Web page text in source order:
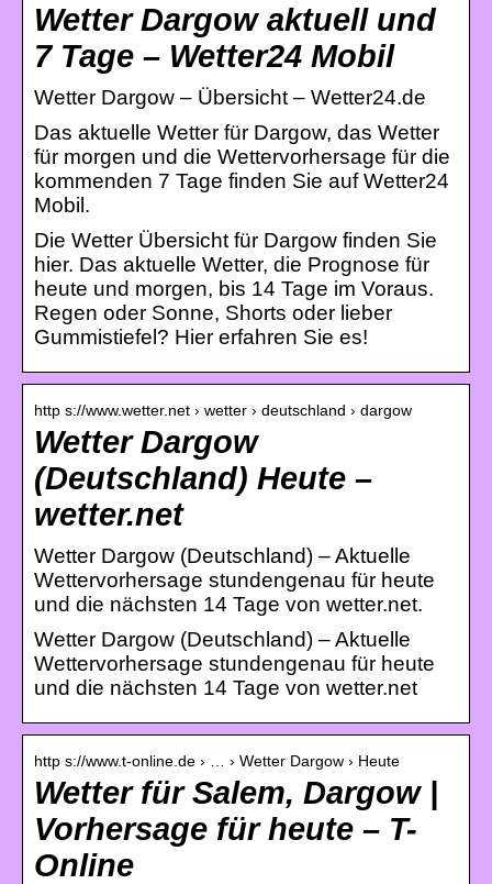
Wetter Dargow aktuell und
7 Tage – Wetter24 Mobil
Wetter Dargow – Übersicht – Wetter24.de
Das aktuelle Wetter für Dargow, das Wetter
für morgen und die Wettervorhersage für die
kommenden 7 Tage finden Sie auf Wetter24
Mobil.
Die Wetter Übersicht für Dargow finden Sie
hier. Das aktuelle Wetter, die Prognose für
heute und morgen, bis 14 Tage im Voraus.
Regen oder Sonne, Shorts oder lieber
Gummistiefel? Hier erfahren Sie es!
http s://www.wetter.net › wetter › deutschland › dargow
Wetter Dargow
(Deutschland) Heute –
wetter.net
Wetter Dargow (Deutschland) – Aktuelle
Wettervorhersage stundengenau für heute
und die nächsten 14 Tage von wetter.net.
Wetter Dargow (Deutschland) – Aktuelle
Wettervorhersage stundengenau für heute
und die nächsten 14 Tage von wetter.net
http s://www.t-online.de › … › Wetter Dargow › Heute
Wetter für Salem, Dargow |
Vorhersage für heute – T-
Online